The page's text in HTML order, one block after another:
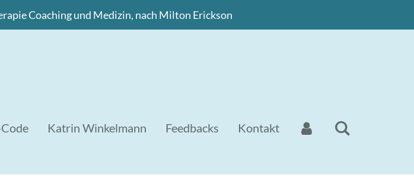
Coaching und Medizin, nach Milton Erickson
Katrin Winkelmann Feedbacks Kontakt